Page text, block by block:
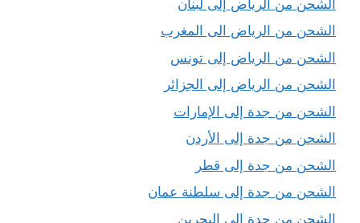
الشحن من الرياض إلى لبنان
الشحن من الرياض الى المغرب
الشحن من الرياض إلى تونس
الشحن من الرياض إلى الجزائر
الشحن من جدة إلى الإمارات
الشحن من جدة إلى الأردن
الشحن من جدة إلى قطر
الشحن من جدة إلى سلطنة عمان
الشحن من جدة إلى البحرين